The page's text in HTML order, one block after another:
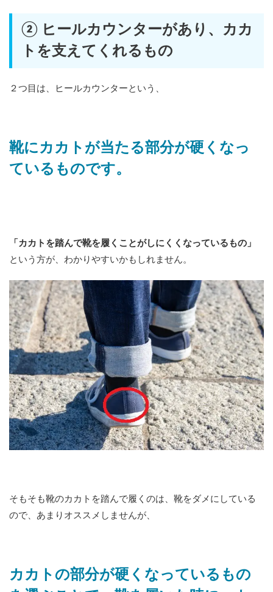
② ヒールカウンターがあり、カカ
トを支えてくれるもの
２つ目は、ヒールカウンターという、
靴にカカトが当たる部分が硬くなっ
ているものです。
「カカトを踏んで靴を履くことがしにくくなっているもの」
という方が、わかりやすいかもしれません。
そもそも靴のカカトを踏んで履くのは、靴をダメにしている
ので、あまりオススメしませんが、
カカトの部分が硬くなっているもの